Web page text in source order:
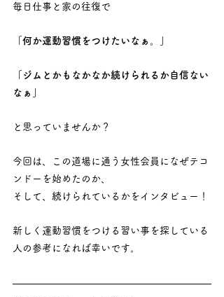
毎日仕事と家の往復で
「何か運動習慣をつけたいなぁ。」
「ジムとかもなかなか続けられるか自信ない
なぁ」
と思っていませんか？
今回は、この道場に通う女性会員になぜテコ
ンドーを始めたのか、
そして、続けられているかをインタビュー！
新しく運動習慣をつける習い事を探している
人の参考になれば幸いです。